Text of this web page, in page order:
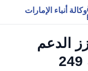
وكالة أنباء الإمارات
3" تُعزز الدعم
الإماراتي لغزة بالقافلة 249